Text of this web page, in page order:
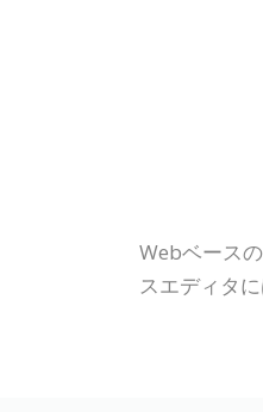
Webベース
スエディタ